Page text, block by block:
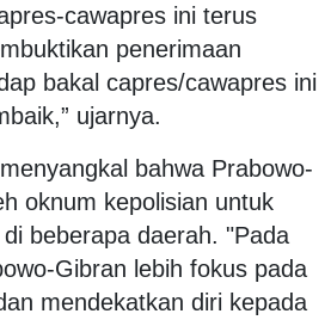
cawapres ini terus
penerimaan
bakal capres/cawapres ini
ujarnya.
bahwa Prabowo-
oknum kepolisian untuk
beberapa daerah. "Pada
Gibran lebih fokus pada
mendekatkan diri kepada